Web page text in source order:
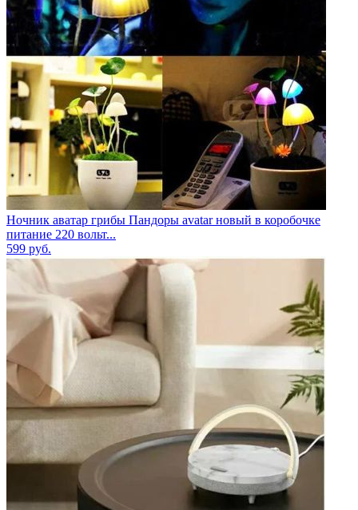
Ночник аватар грибы Пандоры avatar новый в коробочке
питание 220 вольт...
599 руб.